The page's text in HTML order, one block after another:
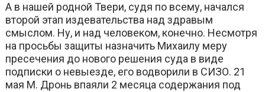
А в нашей родной Твери, судя по всему, начался
второй этап издевательства над здравым
смыслом. Ну, и над человеком, конечно. Несмотря
на просьбы защиты назначить Михаилу меру
пресечения до нового решения суда в виде
подписки о невыезде, его водворили в СИЗО. 21
мая М. Дронь впаяли 2 месяца содержания под